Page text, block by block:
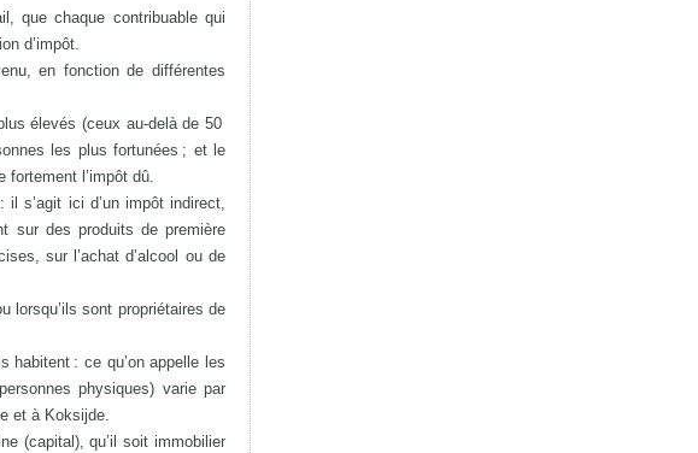
que chaque contribuable qui
d’impôt.
en fonction de différentes
élevés (ceux au-delà de 50
les plus fortunées ; et le
l’impôt dû.
s’agit ici d’un impôt indirect,
sur des produits de première
sur l’achat d’alcool ou de
lorsqu’ils sont propriétaires de
habitent : ce qu’on appelle les
physiques) varie par
et à Koksijde.
(capital), qu’il soit immobilier